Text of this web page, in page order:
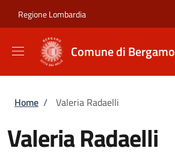
Regione Lombardia
Comune di Bergamo
Briciole di pane
Home / Valeria Radaelli
Valeria Radaelli